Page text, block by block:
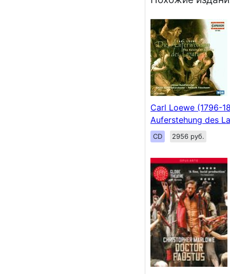
Carl Loewe (1796-
Auferstehung des
CD 2956 руб.